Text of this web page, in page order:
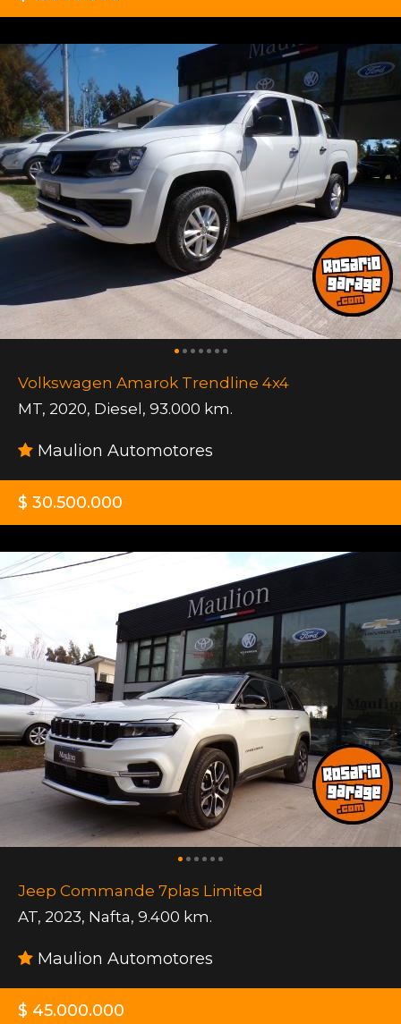
Volkswagen Amarok Trendline 4x4
MT, 2020, Diesel, 93.000 km.
Maulion Automotores
$ 30.500.000
Jeep Commande 7plas Limited
AT, 2023, Nafta, 9.400 km.
Maulion Automotores
$ 45.000.000